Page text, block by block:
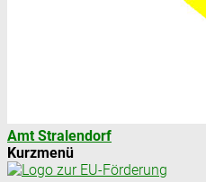
Amt Stralendorf
Kurzmenü